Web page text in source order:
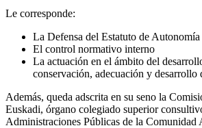
Le corresponde:
La Defensa del Estatuto de Autonomía
El control normativo interno
La actuación en el ámbito del
conservación, adecuación y
Además, queda adscrita en su seno la
Euskadi, órgano colegiado superior
Administraciones Públicas de la Comunidad